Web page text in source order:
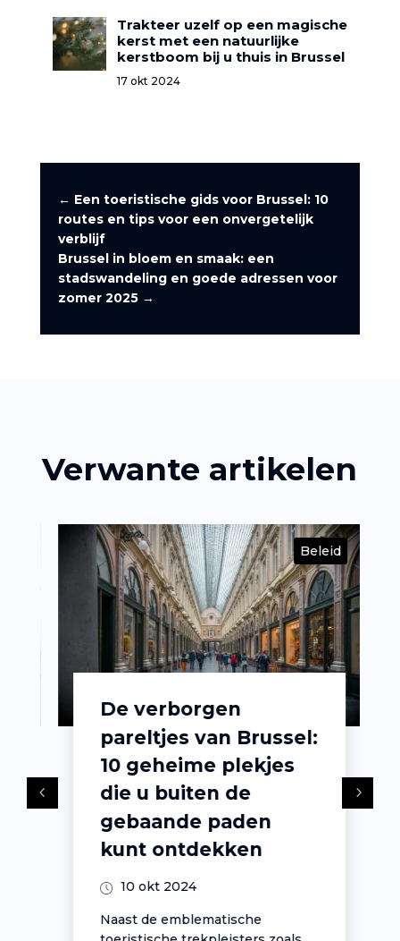
Trakteer uzelf op een magische
kerst met een natuurlijke
kerstboom bij u thuis in Brussel
17 okt 2024
← Een toeristische gids voor Brussel: 10
routes en tips voor een onvergetelijk
verblijf
Brussel in bloem en smaak: een
stadswandeling en goede adressen voor
zomer 2025→
Verwante artikelen
Beleid
De verborgen
pareltjes van Brussel:
10 geheime plekjes
die u buiten de
gebaande paden
kunt ontdekken
10 okt 2024
Naast de emblematische